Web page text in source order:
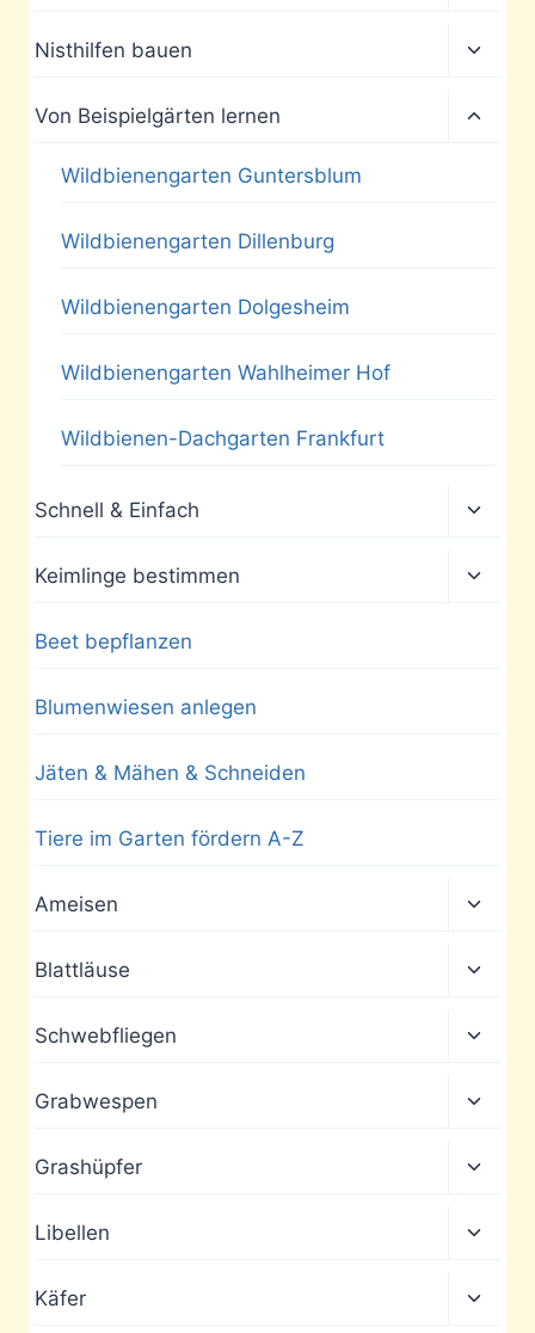
Nisthilfen bauen
Von Beispielgärten lernen
Wildbienengarten Guntersblum
Wildbienengarten Dillenburg
Wildbienengarten Dolgesheim
Wildbienengarten Wahlheimer Hof
Wildbienen-Dachgarten Frankfurt
Schnell & Einfach
Keimlinge bestimmen
Beet bepflanzen
Blumenwiesen anlegen
Jäten & Mähen & Schneiden
Tiere im Garten fördern A-Z
Ameisen
Blattläuse
Schwebfliegen
Grabwespen
Grashüpfer
Libellen
Käfer